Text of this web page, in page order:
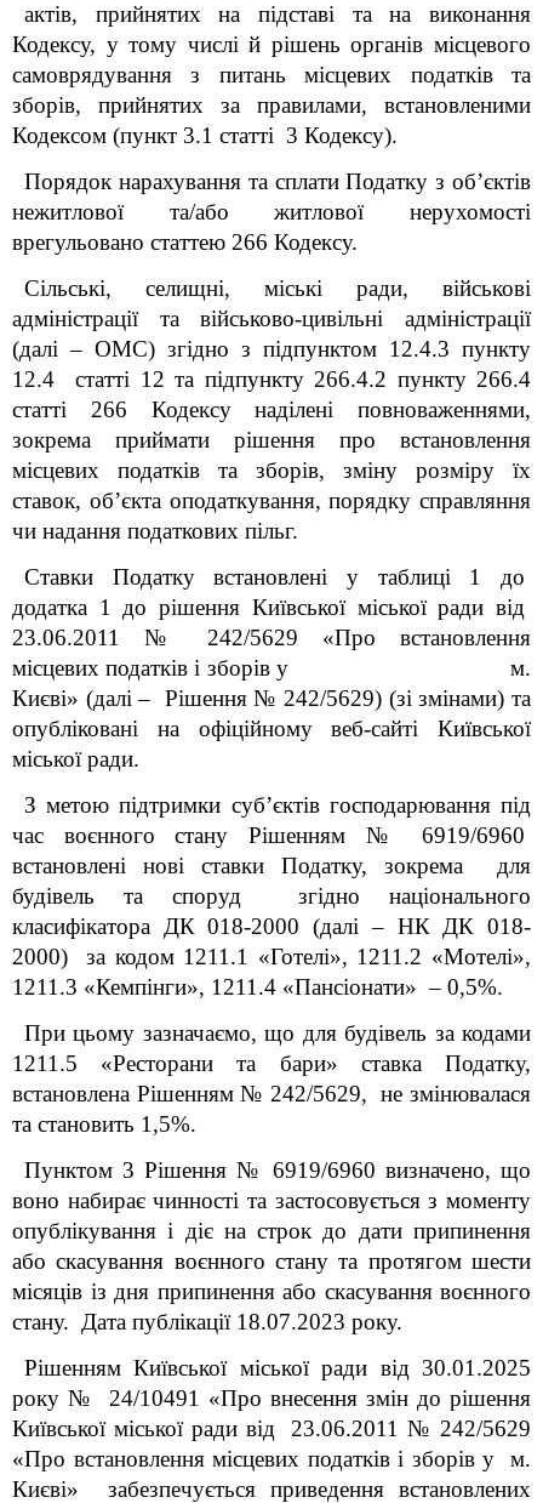
актів, прийнятих на підставі та на виконання
Кодексу, у тому числі й рішень органів місцевого
самоврядування з питань місцевих податків та
зборів, прийнятих за правилами, встановленими
Кодексом (пункт 3.1 статті 3 Кодексу).
Порядок нарахування та сплати Податку з об’єктів
нежитлової та/або житлової нерухомості
врегульовано статтею 266 Кодексу.
Сільські, селищні, міські ради, військові
адміністрації та військово-цивільні адміністрації
(далі – ОМС) згідно з підпунктом 12.4.3 пункту
12.4 статті 12 та підпункту 266.4.2 пункту 266.4
статті 266 Кодексу наділені повноваженнями,
зокрема приймати рішення про встановлення
місцевих податків та зборів, зміну розміру їх
ставок, об’єкта оподаткування, порядку справляння
чи надання податкових пільг.
Ставки Податку встановлені у таблиці 1 до
додатка 1 дорішення Київської міської ради від
23.06.2011 № 242/5629 «Про встановлення
місцевих податків і зборів у м.
Києві» (далі – Рішення № 242/5629) (зі змінами) та
опубліковані на офіційному веб-сайті Київської
міської ради.
З метою підтримки суб’єктів господарювання під
час воєнного стану Рішенням № 6919/6960
встановлені нові ставки Податку, зокрема для
будівель та споруд згідно національного
класифікатора ДК 018-2000 (далі – НК ДК 018-
2000) за кодом 1211.1 «Готелі», 1211.2 «Мотелі»,
1211.3 «Кемпінги», 1211.4 «Пансіонати» – 0,5%.
При цьому зазначаємо, що для будівель за кодами
1211.5 «Ресторани та бари» ставка Податку,
встановлена Рішенням № 242/5629, не змінювалася
та становить 1,5%.
Пунктом 3 Рішення№ 6919/6960 визначено, що
воно набирає чинності та застосовується з моменту
опублікування і діє на строк до дати припинення
або скасування воєнного стану та протягом шести
місяців із дня припинення або скасування воєнного
стану. Дата публікації 18.07.2023 року.
Рішенням Київської міської ради від 30.01.2025
року № 24/10491 «Про внесення змін до рішення
Київської міської ради від 23.06.2011 № 242/5629
«Про встановлення місцевих податків і зборів у м.
Києві» забезпечується приведення встановлених